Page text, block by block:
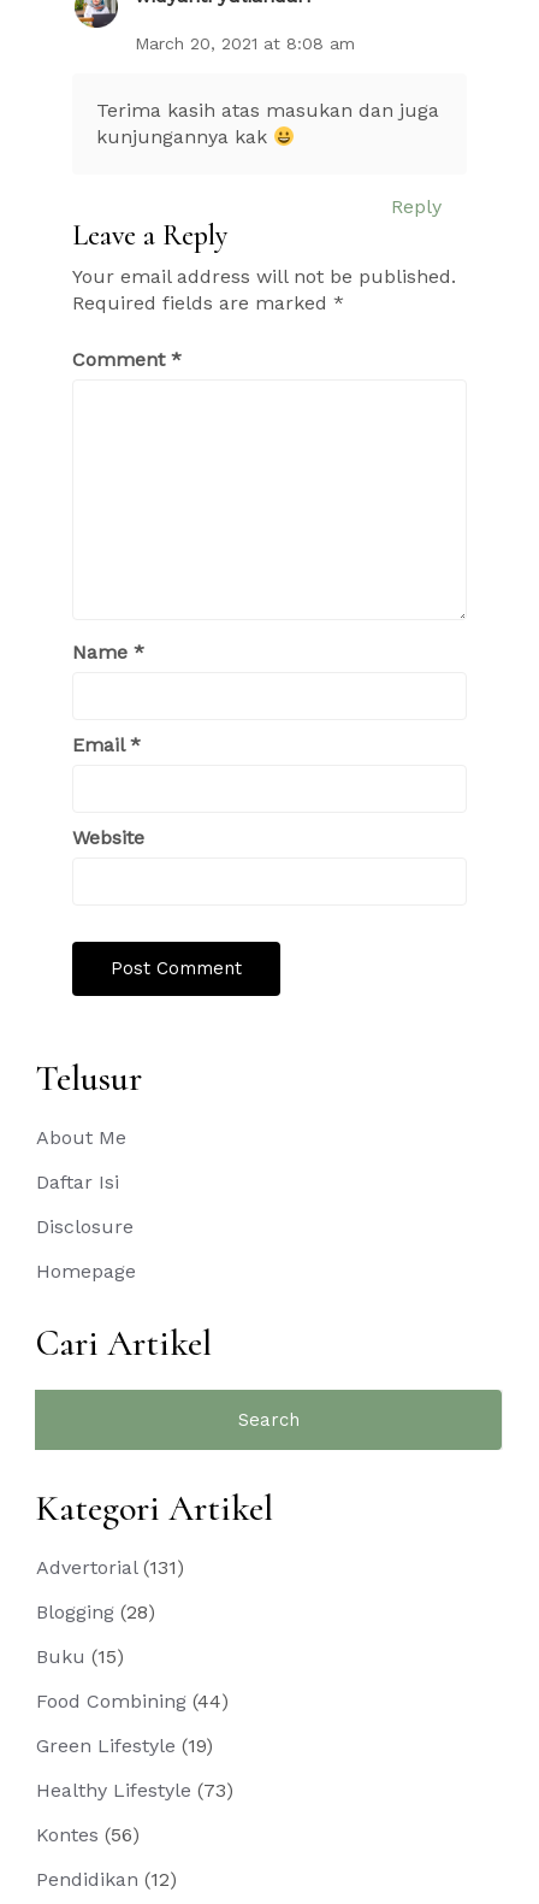
March 20, 2021 at 8:08 am
Terima kasih atas masukan dan juga
kunjungannya kak
Reply
Leave a Reply
Your email address will not be published.
Required fields are marked *
Comment *
Name *
Email*
Website
Telusur
About Me
Daftar Isi
Disclosure
Homepage
Cari Artikel
Kategori Artikel
Advertorial(131)
Blogging (28)
Buku (15)
Food Combining (44)
Green Lifestyle (19)
Healthy Lifestyle (73)
Kontes (56)
Pendidikan (12)